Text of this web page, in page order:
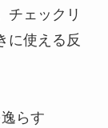
チェックリ
に使える反
らす